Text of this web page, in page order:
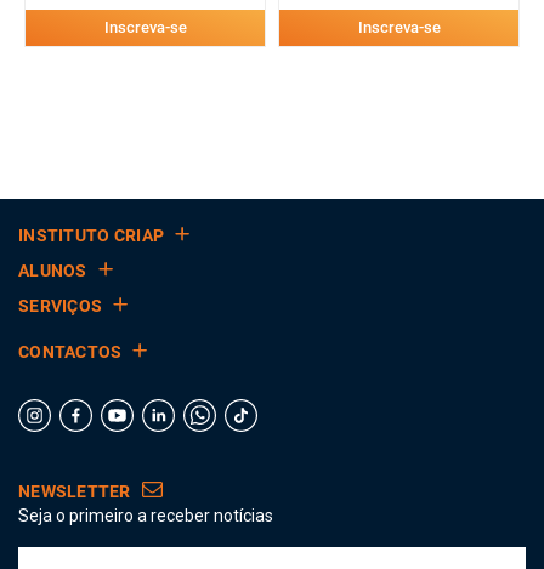
Inscreva-se Inscreva-se
INSTITUTO CRIAP
ALUNOS
SERVIÇOS
CONTACTOS
NEWSLETTER
Seja o primeiro a receber notícias